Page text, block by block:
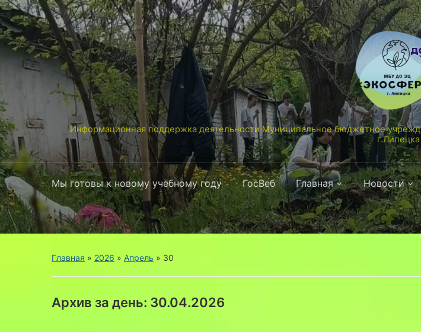
Информационная поддержка деятельности Муниципальное бюджетное
г.Липецка
Мы готовы к новому учебному году ГосВеб Главная Новости
Главная » 2026 » Апрель » 30
Архив за день: 30.04.2026